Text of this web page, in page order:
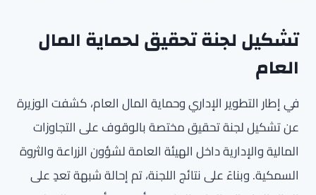
تشكيل لجنة تحقيق لحماية المال
العام
في إطار التطوير الإداري وحماية المال العام، كشفت الوزيرة
عن تشكيل لجنة تحقيق مختصة بالوقوف على التجاوزات
المالية والإدارية داخل الهيئة العامة لشؤون الزراعة والثروة
السمكية. وبناءً على نتائج اللجنة، تم إحالة شبهة تعدٍ على